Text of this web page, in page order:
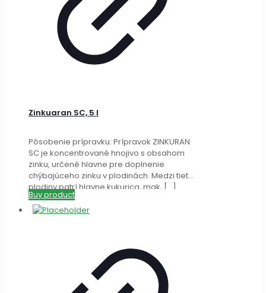
Zinkuaran SC, 5 l
Pôsobenie prípravku: Prípravok ZINKURAN
SC je koncentrované hnojivo s obsahom
zinku, určené hlavne pre doplnenie
chýbajúceho zinku v plodinách. Medzi tieto
plodiny patrí hlavne kukurica, mak, […]
Buy product